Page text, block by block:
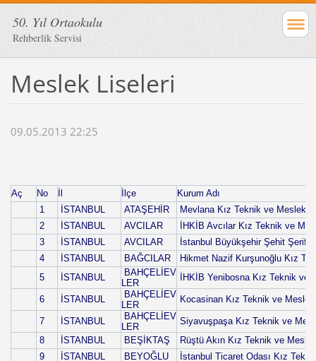
50. Yıl Ortaokulu
Rehberlik Servisi
Meslek Liseleri
09.05.2013 22:25
Aç No İlçe
Kurum Adı
1
İSTANBUL ATAŞEHİR
Mevlana Kız Teknik ve Meslek
2
İSTANBUL AVCILAR
İHKİB Avcılar Kız Teknik ve
3
İSTANBUL AVCILAR
İstanbul Büyükşehir Şehit
4
İSTANBUL BAĞCILAR
Hikmet Nazif Kurşunoğlu Kız
5
İSTANBUL
BAHÇELİEV
LER
İHKİB Yenibosna Kız Teknik ve
6 İSTANBUL
BAHÇELİEV
LER
Kocasinan Kız Teknik ve
7 İSTANBUL
BAHÇELİEV
LER
Siyavuşpaşa Kız Teknik ve
8
İSTANBUL BEŞİKTAŞ
Rüştü Akın Kız Teknik ve
9
İSTANBUL BEYOĞLU
İstanbul Ticaret Odası Kız